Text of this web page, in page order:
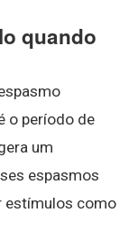
quando
o período de
um
espasmos
estímulos como